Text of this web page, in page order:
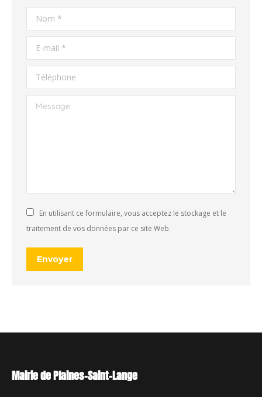
Nom *
E-mail *
Téléphone
Message
En utilisant ce formulaire, vous acceptez le stockage et le
traitement de vos données par ce site Web.
Envoyer
Mairie de Plaines-Saint-Lange